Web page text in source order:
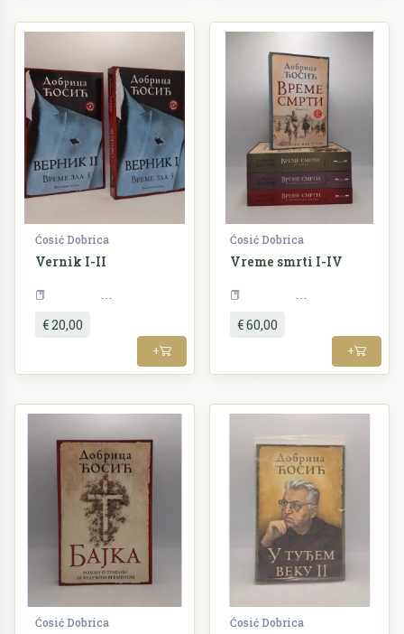
Ćosić Dobrica
Vernik I-II
€ 20,00
+
Ćosić Dobrica
Vreme smrti I-IV
€ 60,00
+
Ćosić Dobrica Ćosić Dobrica